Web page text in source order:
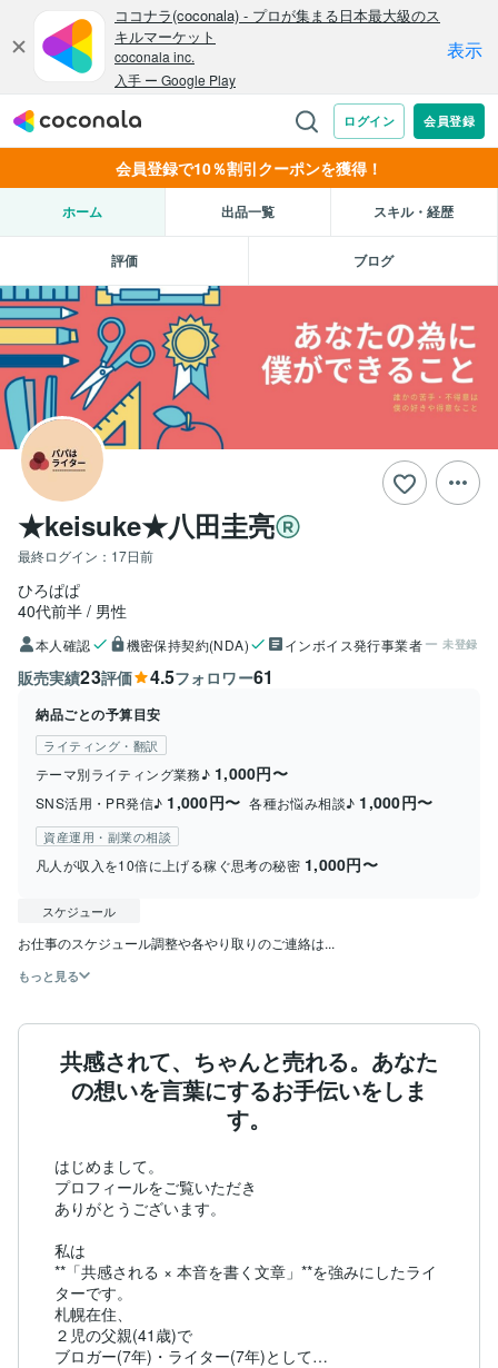
会員登録で10％割引クーポンを獲得！
ホーム 出品一覧 スキル・経歴
評価 ブログ
★keisuke★八田圭亮
最終ログイン： 17日前
ひろぱぱ
40代前半
男性
本人確認 機密保持契約(NDA) インボイス発行事業者 未登録
販売実績23評価 4.5フォロワー61
納品ごとの予算目安
ライティング・翻訳
テーマ別ライティング業務♪ 1,000円〜
SNS活用・PR発信♪ 1,000円〜 各種お悩み相談♪ 1,000円〜
資産運用・副業の相談
凡人が収入を10倍に上げる稼ぐ思考の秘密 1,000円〜
スケジュール
お仕事のスケジュール調整や各やり取りのご連絡は...
もっと見る
共感されて、ちゃんと売れる。あなた
の想いを言葉にするお手伝いをしま
す。
はじめまして。
プロフィールをご覧いただき
ありがとうございます。
私は
**「共感される × 本音を書く文章」**を強みにしたライ
ターです。
札幌在住、
２児の父親(41歳)で
ブロガー(7年)・ライター(7年)として